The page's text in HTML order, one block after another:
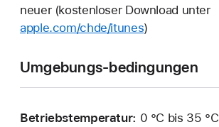
neuer (kostenloser Download unter
apple.com/chde/itunes)
Umgebungs-bedingungen
Betriebstemperatur: 0 °C bis 35 °C